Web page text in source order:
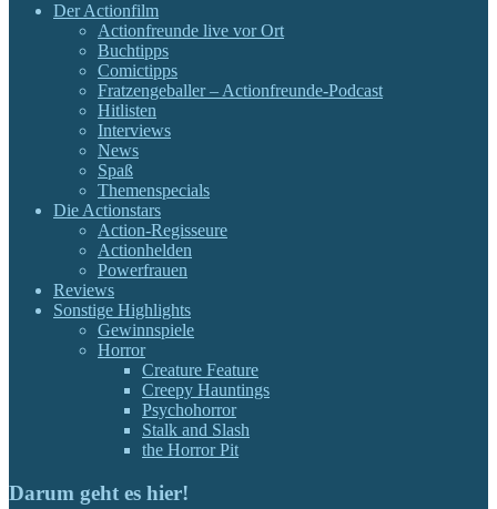
Der Actionfilm
Actionfreunde live vor Ort
Buchtipps
Comictipps
Fratzengeballer – Actionfreunde-Podcast
Hitlisten
Interviews
News
Spaß
Themenspecials
Die Actionstars
Action-Regisseure
Actionhelden
Powerfrauen
Reviews
Sonstige Highlights
Gewinnspiele
Horror
Creature Feature
Creepy Hauntings
Psychohorror
Stalk and Slash
the Horror Pit
Darum geht es hier!